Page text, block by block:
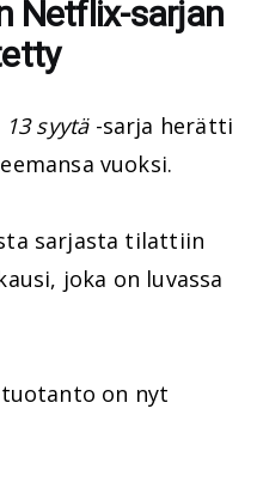
Netflix-sarjan
13 syytä-sarja herätti
vuoksi.
sarjasta tilattiin
joka on luvassa
tuotanto on nyt